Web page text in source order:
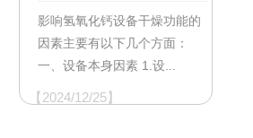
能的因素
影响氢氧化钙设备干燥功能的
因素主要有以下几个方面：
一、设备本身因素 1.设...
【2024/12/25】